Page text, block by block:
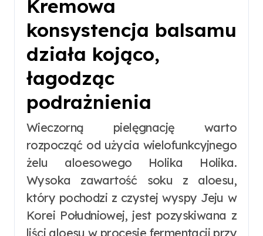
Kremowa
konsystencja balsamu
działa kojąco,
łagodząc
podrażnienia
Wieczorną pielęgnację warto
rozpocząć od użycia wielofunkcyjnego
żelu aloesowego Holika Holika.
Wysoka zawartość soku z aloesu,
który pochodzi z czystej wyspy Jeju w
Korei Południowej, jest pozyskiwana z
liści aloesu w procesie fermentacji przy